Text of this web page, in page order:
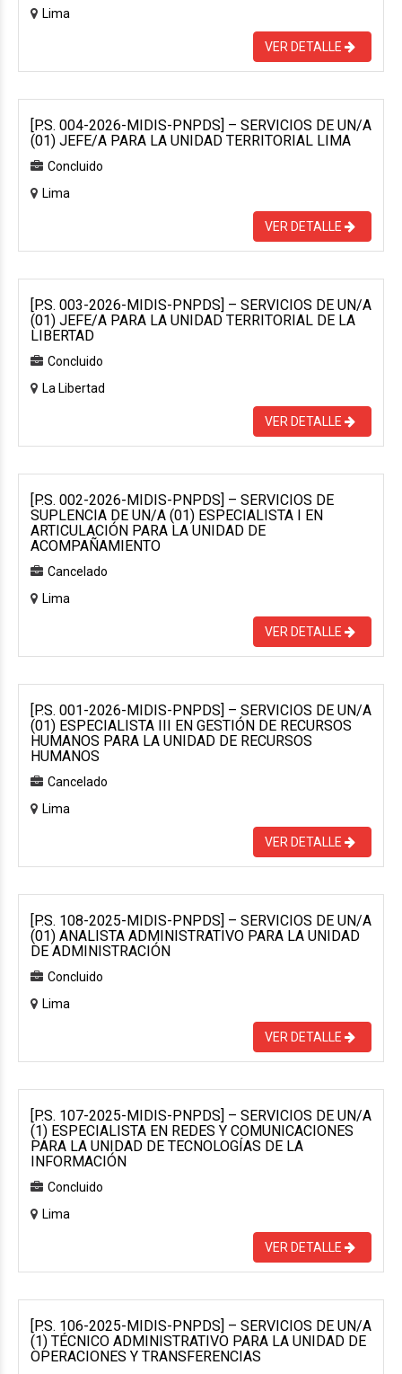
Lima
VER DETALLE
[P.S. 004-2026-MIDIS-PNPDS] – SERVICIOS DE UN/A
(01) JEFE/A PARA LA UNIDAD TERRITORIAL LIMA
Concluido
Lima
VER DETALLE
[P.S. 003-2026-MIDIS-PNPDS] – SERVICIOS DE UN/A
(01) JEFE/A PARA LA UNIDAD TERRITORIAL DE LA
LIBERTAD
Concluido
La Libertad
VER DETALLE
[P.S. 002-2026-MIDIS-PNPDS] – SERVICIOS DE
SUPLENCIA DE UN/A (01) ESPECIALISTA I EN
ARTICULACIÓN PARA LA UNIDAD DE
ACOMPAÑAMIENTO
Cancelado
Lima
VER DETALLE
[P.S. 001-2026-MIDIS-PNPDS] – SERVICIOS DE UN/A
(01) ESPECIALISTA III EN GESTIÓN DE RECURSOS
HUMANOS PARA LA UNIDAD DE RECURSOS
HUMANOS
Cancelado
Lima
VER DETALLE
[P.S. 108-2025-MIDIS-PNPDS] – SERVICIOS DE UN/A
(01) ANALISTA ADMINISTRATIVO PARA LA UNIDAD
DE ADMINISTRACIÓN
Concluido
Lima
VER DETALLE
[P.S. 107-2025-MIDIS-PNPDS] – SERVICIOS DE UN/A
(1) ESPECIALISTA EN REDES Y COMUNICACIONES
PARA LA UNIDAD DE TECNOLOGÍAS DE LA
INFORMACIÓN
Concluido
Lima
VER DETALLE
[P.S. 106-2025-MIDIS-PNPDS] – SERVICIOS DE UN/A
(1) TÉCNICO ADMINISTRATIVO PARA LA UNIDAD DE
OPERACIONES Y TRANSFERENCIAS